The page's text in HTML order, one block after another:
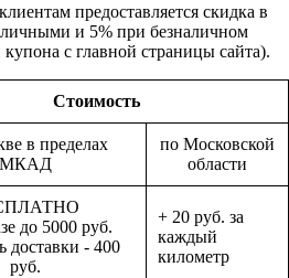
предоставляется скидка в
и 5% при безналичном
с главной страницы сайта).
Стоимость
в пределах
МКАД
по Московской
области
до 5000 руб.
доставки - 400
руб.
+ 20 руб. за
каждый
километр